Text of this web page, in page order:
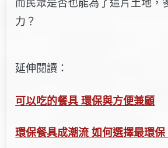
而民眾是否也能為了這片土地，
力？
延伸閱讀：
可以吃的餐具 環保與方便兼顧
環保餐具成潮流 如何選擇最環保